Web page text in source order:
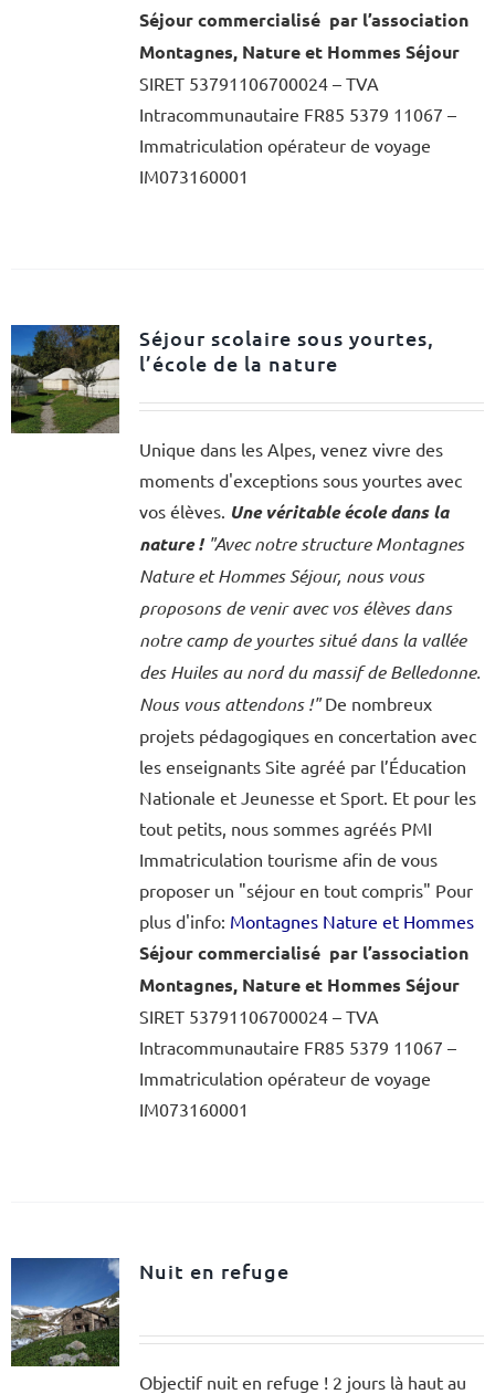
Séjour commercialisé par l’association
Montagnes, Nature et Hommes Séjour
SIRET 53791106700024 – TVA
Intracommunautaire FR85 5379 11067 –
Immatriculation opérateur de voyage
IM073160001
Séjour scolaire sous yourtes,
l’école de la nature
Unique dans les Alpes, venez vivre des
moments d'exceptions sous yourtes avec
vos élèves. Une véritable école dans la
nature ! "Avec notre structure Montagnes
Nature et Hommes Séjour, nous vous
proposons de venir avec vos élèves dans
notre camp de yourtes situé dans la vallée
des Huiles au nord du massif de Belledonne.
Nous vous attendons !" De nombreux
projets pédagogiques en concertation avec
les enseignants Site agréé par l’Éducation
Nationale et Jeunesse et Sport. Et pour les
tout petits, nous sommes agréés PMI
Immatriculation tourisme afin de vous
proposer un "séjour en tout compris" Pour
plus d'info: Montagnes Nature et Hommes
Séjour commercialisé par l’association
Montagnes, Nature et Hommes Séjour
SIRET 53791106700024 – TVA
Intracommunautaire FR85 5379 11067 –
Immatriculation opérateur de voyage
IM073160001
Nuit en refuge
Objectif nuit en refuge ! 2 jours là haut au